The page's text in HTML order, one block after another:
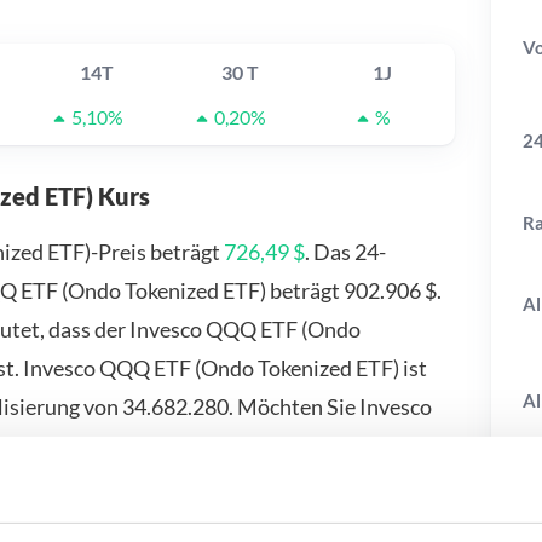
14T 30 T
1J
5,10%
0,20% %
ETF) Kurs
ETF)-Preis beträgt 726,49 $. Das 24-
(Ondo Tokenized ETF) beträgt 902.906 $.
dass der Invesco QQQ ETF (Ondo
Invesco QQQ ETF (Ondo Tokenized ETF) ist
von 34.682.280. Möchten Sie Invesco